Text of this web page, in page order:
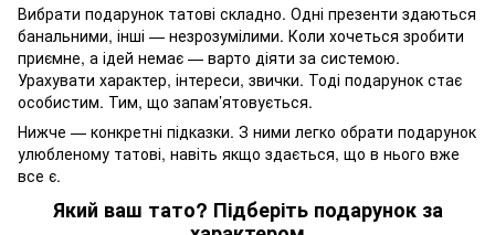
Вибрати подарунок татові складно. Одні презенти здаються
банальними, інші — незрозумілими. Коли хочеться зробити
приємне, а ідей немає — варто діяти за системою.
Урахувати характер, інтереси, звички. Тоді подарунок стає
особистим. Тим, що запам’ятовується.
Нижче — конкретні підказки. З ними легко обрати подарунок
улюбленому татові, навіть якщо здається, що в нього вже
все є.
Який ваш тато? Підберіть подарунок за